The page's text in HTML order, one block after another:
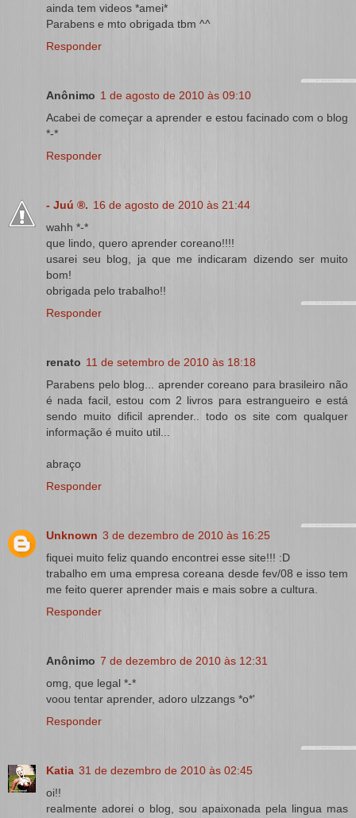
ainda tem videos *amei*
Parabens e mto obrigada tbm ^^
Responder
Anônimo 1 de agosto de 2010 às 09:10
Acabei de começar a aprender e estou facinado com o blog
*-*
Responder
- Juú ®. 16 de agosto de 2010 às 21:44
wahh *-*
que lindo, quero aprender coreano!!!!
usarei seu blog, ja que me indicaram dizendo ser muito
bom!
obrigada pelo trabalho!!
Responder
renato 11 de setembro de 2010 às 18:18
Parabens pelo blog... aprender coreano para brasileiro não
é nada facil, estou com 2 livros para estrangueiro e está
sendo muito dificil aprender.. todo os site com qualquer
informação é muito util...
abraço
Responder
Unknown 3 de dezembro de 2010 às 16:25
fiquei muito feliz quando encontrei esse site!!! :D
trabalho em uma empresa coreana desde fev/08 e isso tem
me feito querer aprender mais e mais sobre a cultura.
Responder
Anônimo 7 de dezembro de 2010 às 12:31
omg, que legal *-*
voou tentar aprender, adoro ulzzangs *o*'
Responder
Katia 31 de dezembro de 2010 às 02:45
oi!!
realmente adorei o blog, sou apaixonada pela lingua mas